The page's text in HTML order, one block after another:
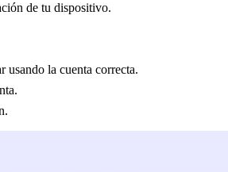
de tu dispositivo.
usando la cuenta correcta.